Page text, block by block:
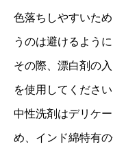
色落ちしやすいた
うのは避けるように
その際、漂白剤の
を使用してください
中性洗剤はデリケ
め、インド綿特有